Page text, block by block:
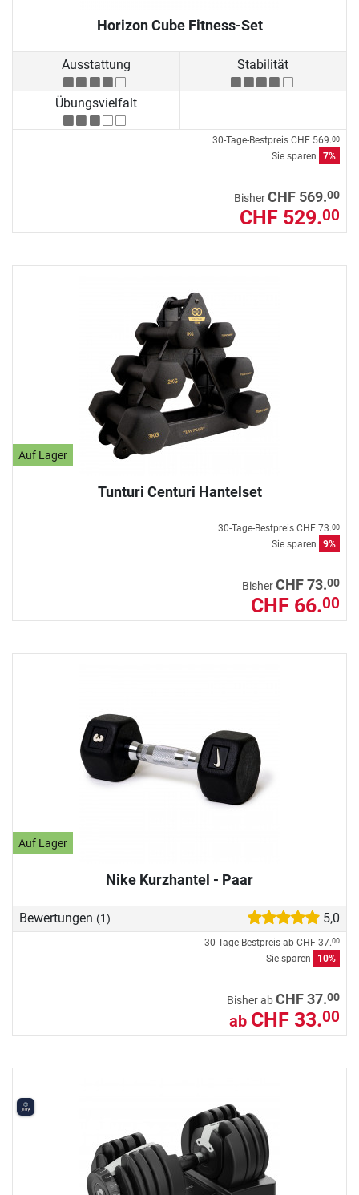
Horizon Cube Fitness-Set
Ausstattung Stabilität
Übungsvielfalt
30-Tage-Bestpreis CHF 569.00
Sie sparen 7%
BisherCHF 569.00
CHF 529.00
Auf Lager
Tunturi Centuri Hantelset
30-Tage-Bestpreis CHF 73.00
Sie sparen 9%
BisherCHF 73.00
CHF 66.00
Auf Lager
Nike Kurzhantel - Paar
Bewertungen (1) 5,0
30-Tage-Bestpreis ab CHF 37.00
Sie sparen 10%
Bisher abCHF 37.00
ab CHF 33.00